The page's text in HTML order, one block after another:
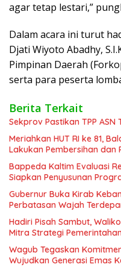
agar tetap lestari,”
Dalam acara ini turut
Djati Wiyoto Abadhy,
Pimpinan Daerah
serta para peserta
Berita Terkait
Sekprov Pastikan TPP
Meriahkan HUT RI ke 81,
Lakukan Pembersihan dan
Bappeda Kaltim Evaluasi
Siapkan Penyusunan
Gubernur Buka Kirab
Perbatasan Wajah
Hadiri Pisah Sambut,
Mitra Strategi Pemerintahan
Wagub Tegaskan
Wujudkan Generasi Emas